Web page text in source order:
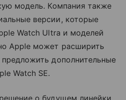
модель. Компания также
версии, которые
Watch Ultra и моделей
Apple может расширить
дополнительные
Watch SE.
о будущем линейки